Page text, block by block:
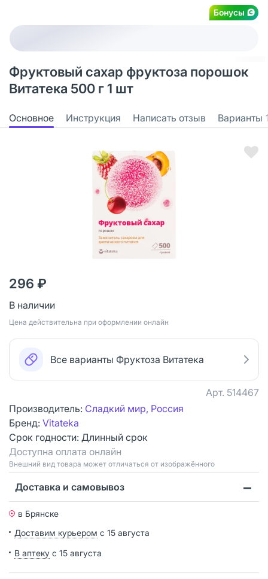
Бонусы
Фруктовый сахар фруктоза порошок
Витатека 500 г 1 шт
Основное Инструкция Написать отзыв Варианты
296 ₽
В наличии
Цена действительна при оформлении онлайн
Все варианты Фруктоза Витатека
Арт. 514467
Производитель: Сладкий мир, Россия
Бренд: Vitateka
Срок годности: Длинный срок
Доступна оплата онлайн
Bнешний вид товара может отличаться от изображённого
Доставка и самовывоз
в Брянске
Доставим курьером с 15 августа
В аптеку с 15 августа